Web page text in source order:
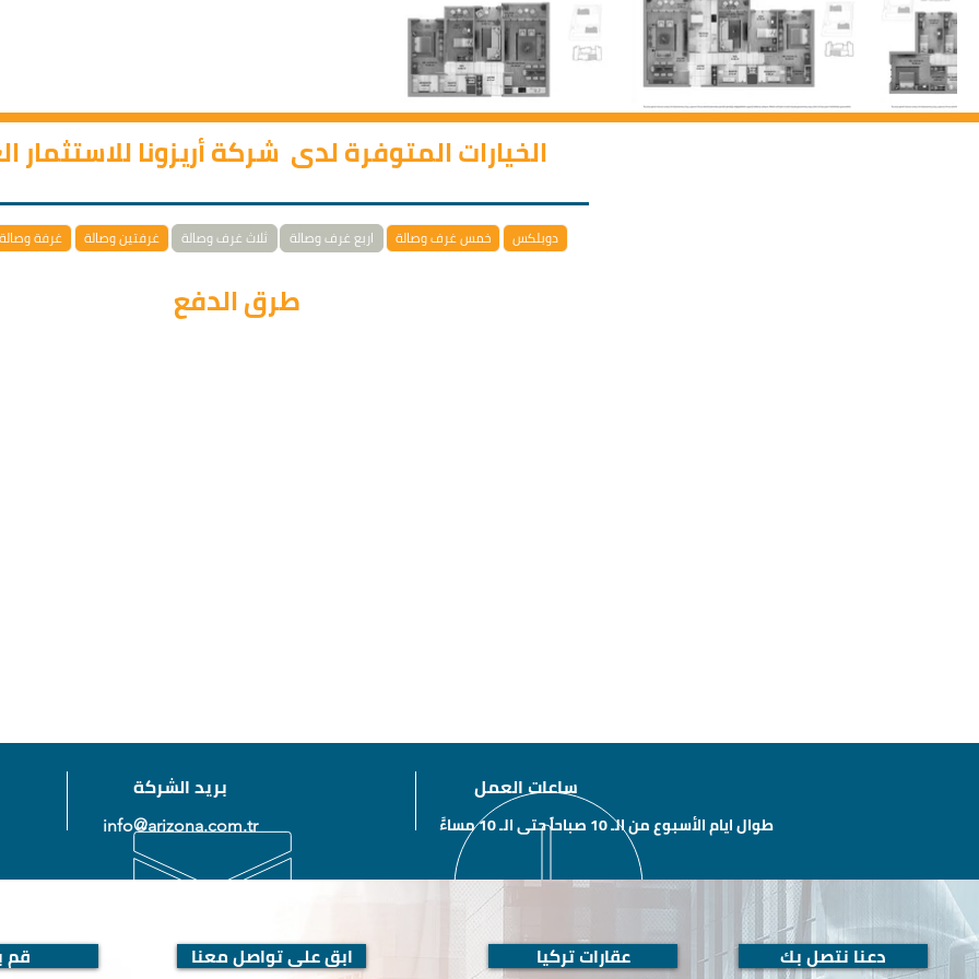
الخيارات المتوفرة لدى شركة أريزونا للاستثمار
غرفة وصالة غرفتين وصالة ثلاث غرف وصالة اربع غرف وصالة خمس غرف وصالة دوبلكس
طرق الدفع
بريد الشركة
info@arizona.com.tr
ساعات العمل
طوال ايام الأسبوع من الـ 10 صباحاً حتى الـ 10 مساءًَ
قم ابق على تواصل معنا عقارات تركيا دعنا نتصل بك